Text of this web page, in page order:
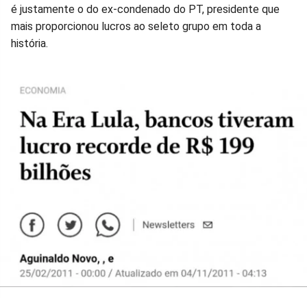
é justamente o do ex-condenado do PT, presidente que
mais proporcionou lucros ao seleto grupo em toda a
história.